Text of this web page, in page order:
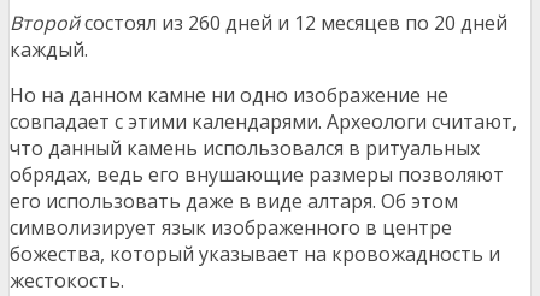
Второйсостоял из 260 дней и 12 месяцев по 20 дней
каждый.
Но на данном камне ни одно изображение не
совпадает с этими календарями. Археологи считают,
что данный камень использовался в ритуальных
обрядах, ведь его внушающие размеры позволяют
его использовать даже в виде алтаря. Об этом
символизирует язык изображенного в центре
божества, который указывает на кровожадность и
жестокость.